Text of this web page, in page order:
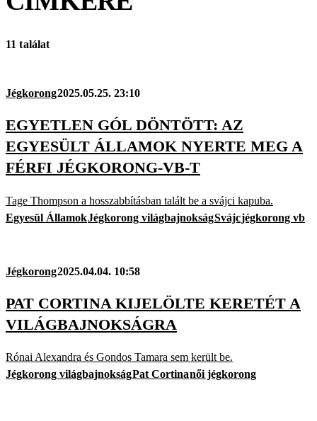
11 találat
Jégkorong2025.05.25. 23:10
EGYETLEN GÓL DÖNTÖTT: AZ
EGYESÜLT ÁLLAMOK NYERTE MEG A
FÉRFI JÉGKORONG-VB-T
Tage Thompson a hosszabbításban talált be a svájci kapuba.
Egyesül ÁllamokJégkorong világbajnokságSvájcjégkorong vb
Jégkorong2025.04.04. 10:58
PAT CORTINA KIJELÖLTE KERETÉT A
VILÁGBAJNOKSÁGRA
Rónai Alexandra és Gondos Tamara sem került be.
Jégkorong világbajnokságPat Cortinanői jégkorong